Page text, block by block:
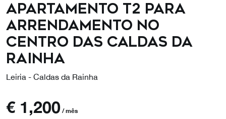
Apartamento T2 para
arrendamento no
Centro das Caldas da
Rainha
Leiria - Caldas da Rainha
€ 1,200 / mês